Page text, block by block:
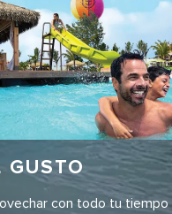
GUSTO
con todo tu tiempo